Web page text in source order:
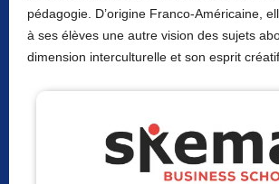
pédagogie. D’origine Franco-Américaine,
à ses élèves une autre vision des sujets
dimension interculturelle et son esprit créatif.